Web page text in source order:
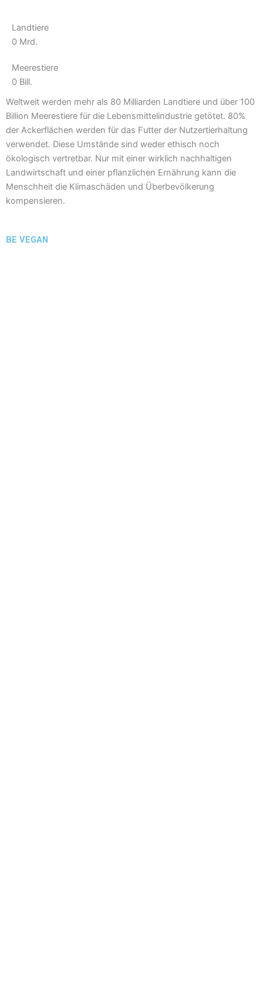
Landtiere
0 Mrd.
Meerestiere
0 Bill.
Weltweit werden mehr als 80 Milliarden Landtiere und über 100
Billion Meerestiere für die Lebensmittelindustrie getötet. 80%
der Ackerflächen werden für das Futter der Nutzertierhaltung
verwendet. Diese Umstände sind weder ethisch noch
ökologisch vertretbar. Nur mit einer wirklich nachhaltigen
Landwirtschaft und einer pflanzlichen Ernährung kann die
Menschheit die Klimaschäden und Überbevölkerung
kompensieren.
BE VEGAN